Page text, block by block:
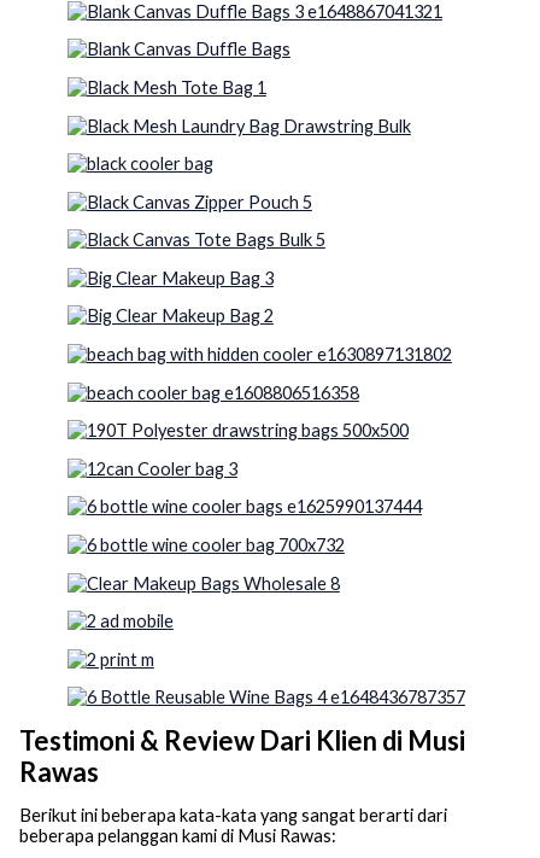
Testimoni & Review Dari Klien di Musi
Rawas
Berikut ini beberapa kata-kata yang sangat berarti dari
beberapa pelanggan kami di Musi Rawas: